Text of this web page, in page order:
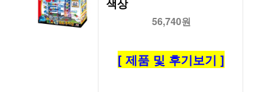
색상
56,740원
[ 제품 및 후기보기 ]